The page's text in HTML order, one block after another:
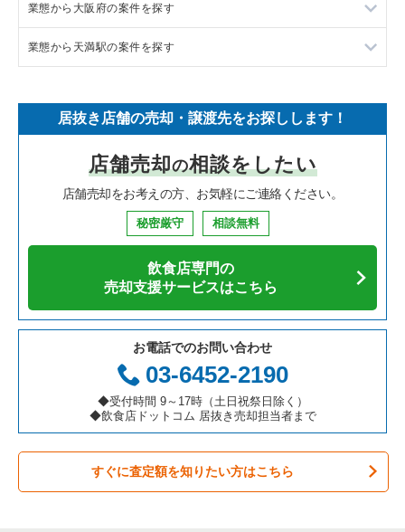
イタリア料理の居抜き売却物件の案件一覧
中華の居抜き売却物件の案件一覧
寿司の居抜き売却物件の案件一覧
焼肉の居抜き売却物件の案件一覧
鉄板焼き・お好み焼の居抜き売却物件の案件一覧
カフェの居抜き売却物件の案件一覧
テイクアウトの居抜き売却物件の案件一覧
お弁当・惣菜・デリの居抜き売却物件の案件一覧
カラオケ・パブ・スナックの居抜き売却物件の案件一覧
バーの居抜き売却物件の案件一覧
居酒屋・ダイニングバーの居抜き売却物件の案件一覧
東京都下の飲食店の居抜き売却物件の案件一覧
千葉県の飲食店の居抜き売却物件の案件一覧
神奈川県の飲食店の居抜き売却物件の案件一覧
大阪府の飲食店の居抜き売却物件の案件一覧
兵庫県の飲食店の居抜き売却物件の案件一覧
愛知県の飲食店の居抜き売却物件の案件一覧
岐阜県の飲食店の居抜き売却物件の案件一覧
三重県の飲食店の居抜き売却物件の案件一覧
大阪市北区の飲食店の居抜き売却物件の案件一覧
大阪市中央区の飲食店の居抜き売却物件の案件一覧
堺市北区の飲食店の居抜き売却物件の案件一覧
堺市中区の飲食店の居抜き売却物件の案件一覧
大阪市西区の飲食店の居抜き売却物件の案件一覧
大阪市福島区の飲食店の居抜き売却物件の案件一覧
豊中市の飲食店の居抜き売却物件の案件一覧
大阪市都島区の飲食店の居抜き売却物件の案件一覧
大阪市阿倍野区の飲食店の居抜き売却物件の案件一覧
東大阪市の飲食店の居抜き売却物件の案件一覧
吹田市の飲食店の居抜き売却物件の案件一覧
業態から大阪府の案件を探す
大阪府のラーメンの居抜き売却物件の案件一覧
大阪府のイタリア料理の居抜き売却物件の案件一覧
大阪府の中華の居抜き売却物件の案件一覧
大阪府のそば・うどんの居抜き売却物件の案件一覧
大阪府の焼肉の居抜き売却物件の案件一覧
大阪府の鉄板焼き・お好み焼の居抜き売却物件の案件一覧
大阪府のアジア料理の居抜き売却物件の案件一覧
大阪府のカフェの居抜き売却物件の案件一覧
大阪府のテイクアウトの居抜き売却物件の案件一覧
大阪府のお弁当・惣菜・デリの居抜き売却物件の案件一覧
業態から天満駅の案件を探す
天満駅のアジア料理の居抜き売却物件の案件一覧
天満駅のカフェの居抜き売却物件の案件一覧
天満駅のお弁当・惣菜・デリの居抜き売却物件の案件一覧
天満駅の居酒屋・ダイニングバーの居抜き売却物件の案件一覧
天満駅のその他の居抜き売却物件の案件一覧
居抜き店舗の売却・譲渡先をお探しします！
店舗売却の相談をしたい
店舗売却をお考えの方、お気軽にご連絡ください。
秘密厳守 相談無料
飲食店専門の
売却支援サービスはこちら
お電話でのお問い合わせ
03-6452-2190
◆受付時間 9～17時（土日祝祭日除く）
◆飲食店ドットコム 居抜き売却担当者まで
すぐに査定額を知りたい方はこちら